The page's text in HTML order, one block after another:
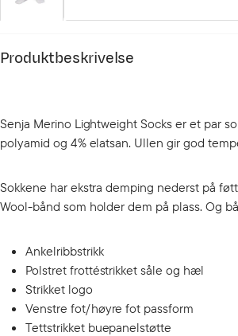
Produktbeskrivelse
Senja Merino Lightweight Socks er et par
polyamid og 4% elatsan. Ullen gir god
Sokkene har ekstra demping nederst på
Wool-bånd som holder dem på plass. Og
Ankelribbstrikk
Polstret frottéstrikket såle og hæl
Strikket logo
Venstre fot/høyre fot passform
Tettstrikket buepanelstøtte